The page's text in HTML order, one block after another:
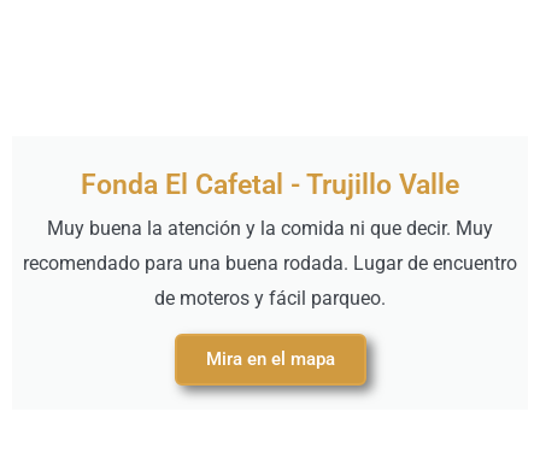
Fonda El Cafetal - Trujillo Valle
Muy buena la atención y la comida ni que decir. Muy
recomendado para una buena rodada. Lugar de encuentro
de moteros y fácil parqueo.
Mira en el mapa